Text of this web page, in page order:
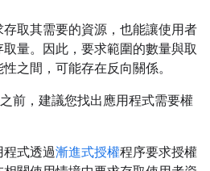
取其需要的資源，也能讓使用者
量。因此，要求範圍的數量與取
之間，可能存在反向關係。
前，建議您找出應用程式需要權
式透過漸進式授權程序要求授權